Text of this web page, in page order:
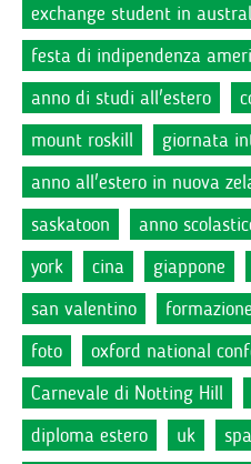
exchange student in
festa di indipendenza
anno di studi all'estero
mount roskill
giornata
anno all'estero in nuova
saskatoon
anno
york
cina giappone
san valentino
formazione
foto
oxford national
Carnevale di Notting Hill
diploma estero
uk